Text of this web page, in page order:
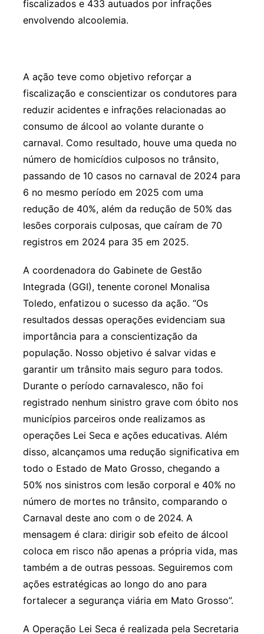
fiscalizados e 433 autuados por infrações
envolvendo alcoolemia.
A ação teve como objetivo reforçar a
fiscalização e conscientizar os condutores para
reduzir acidentes e infrações relacionadas ao
consumo de álcool ao volante durante o
carnaval. Como resultado, houve uma queda no
número de homicídios culposos no trânsito,
passando de 10 casos no carnaval de 2024 para
6 no mesmo período em 2025 com uma
redução de 40%, além da redução de 50% das
lesões corporais culposas, que caíram de 70
registros em 2024 para 35 em 2025.
A coordenadora do Gabinete de Gestão
Integrada (GGI), tenente coronel Monalisa
Toledo, enfatizou o sucesso da ação. “Os
resultados dessas operações evidenciam sua
importância para a conscientização da
população. Nosso objetivo é salvar vidas e
garantir um trânsito mais seguro para todos.
Durante o período carnavalesco, não foi
registrado nenhum sinistro grave com óbito nos
municípios parceiros onde realizamos as
operações Lei Seca e ações educativas. Além
disso, alcançamos uma redução significativa em
todo o Estado de Mato Grosso, chegando a
50% nos sinistros com lesão corporal e 40% no
número de mortes no trânsito, comparando o
Carnaval deste ano com o de 2024. A
mensagem é clara: dirigir sob efeito de álcool
coloca em risco não apenas a própria vida, mas
também a de outras pessoas. Seguiremos com
ações estratégicas ao longo do ano para
fortalecer a segurança viária em Mato Grosso”.
A Operação Lei Seca é realizada pela Secretaria